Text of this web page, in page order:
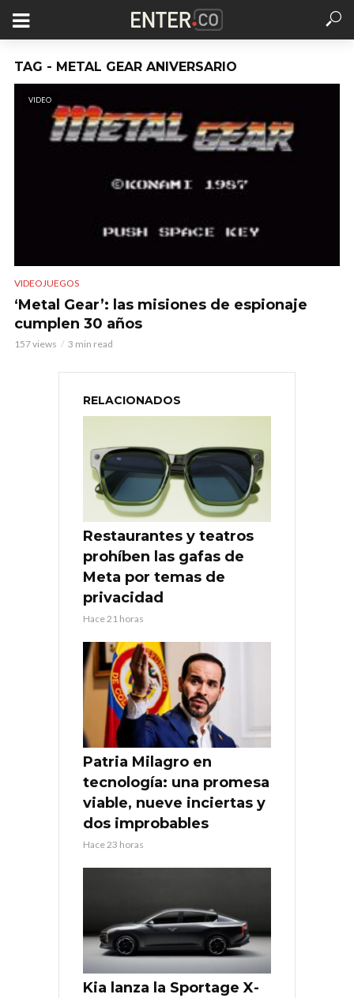
TAG - METAL GEAR ANIVERSARIO
VIDEO
VIDEOJUEGOS
‘Metal Gear’: las misiones de espionaje
cumplen 30 años
157 views 3 min read
RELACIONADOS
Restaurantes y teatros
prohíben las gafas de
Meta por temas de
privacidad
Hace 21 horas
Patria Milagro en
tecnología: una promesa
viable, nueve inciertas y
dos improbables
Hace 23 horas
Kia lanza la Sportage X-